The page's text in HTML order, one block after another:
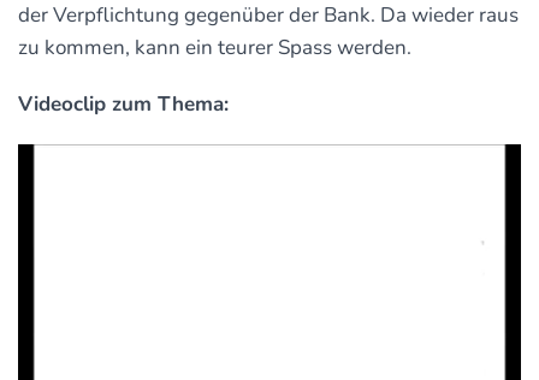
der Verpflichtung gegenüber der Bank. Da wieder raus
zu kommen, kann ein teurer Spass werden.
Videoclip zum Thema: